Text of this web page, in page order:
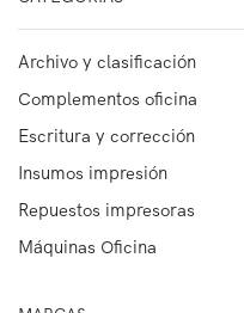
Archivo y clasificación
Complementos oficina
Escritura y corrección
Insumos impresión
Repuestos impresoras
Máquinas Oficina